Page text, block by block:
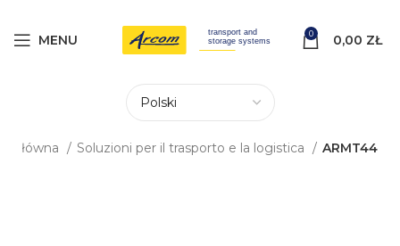
MENU 0 0,00 ZŁ
główna Soluzioni per il trasporto e la logistica ARMT44